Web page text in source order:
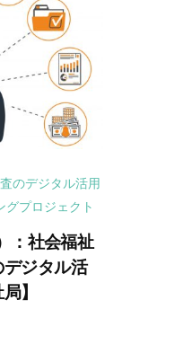
のデジタル活用
グプロジェクト
：社会福祉
ジタル活
】